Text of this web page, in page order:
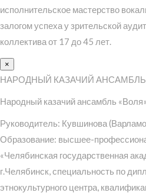
исполнительское мастерство
залогом успеха у зрительской
коллектива от 17 до 45 лет.
×
НАРОДНЫЙ КАЗАЧИЙ АНСАМБЛЬ
Народный казачий ансамбль «Воля»
Руководитель: Кувшинова
Образование: высшее-
«Челябинская государственная
г.Челябинск, специальность по
этнокультурного центра,